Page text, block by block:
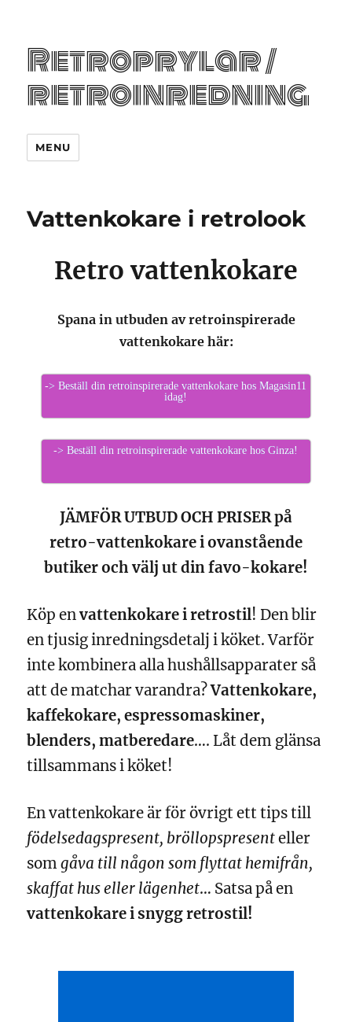
Retroprylar /
retroinredning
MENU
Vattenkokare i retrolook
Retro vattenkokare
Spana in utbuden av retroinspirerade
vattenkokare här:
-> Beställ din retroinspirerade vattenkokare hos Magasin11
idag!
-> Beställ din retroinspirerade vattenkokare hos Ginza!
JÄMFÖR UTBUD OCH PRISER på
retro-vattenkokare i ovanstående
butiker och välj ut din favo-kokare!
Köp envattenkokare i retrostil! Den blir
en tjusig inredningsdetalj i köket. Varför
inte kombinera alla hushållsapparater så
att de matchar varandra?Vattenkokare,
kaffekokare, espressomaskiner,
blenders, matberedare…. Låt dem glänsa
tillsammans i köket!
En vattenkokare är för övrigt ett tips till
födelsedagspresent, bröllopspresenteller
somgåva till någon som flyttat hemifrån,
skaffat hus eller lägenhet… Satsa på en
vattenkokare i snygg retrostil!